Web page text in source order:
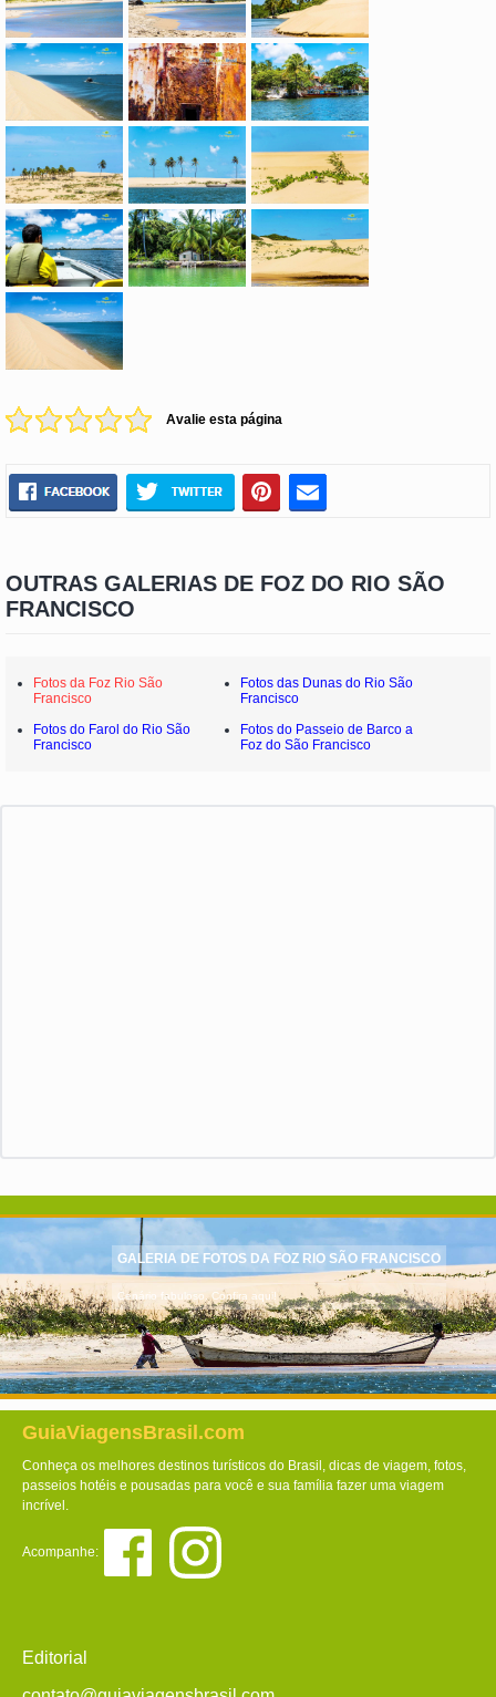
Avalie esta página
OUTRAS GALERIAS DE FOZ DO RIO SÃO
FRANCISCO
Fotos da Foz Rio São
Francisco
Fotos das Dunas do Rio São
Francisco
Fotos do Farol do Rio São
Francisco
Fotos do Passeio de Barco a
Foz do São Francisco
GALERIA DE FOTOS DA FOZ RIO SÃO FRANCISCO
Cenário fabuloso. Confira aqui!
GuiaViagensBrasil.com
Conheça os melhores destinos turísticos do Brasil, dicas de viagem, fotos,
passeios hotéis e pousadas para você e sua família fazer uma viagem
incrível.
Acompanhe:
Editorial